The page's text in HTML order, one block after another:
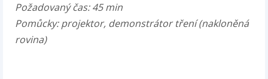
Požadovaný čas: 45 min
Pomůcky: projektor, demonstrátor tření (nakloněná
rovina)